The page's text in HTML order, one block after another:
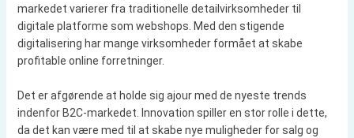
markedet varierer fra traditionelle detailvirksomheder til
digitale platforme som webshops. Med den stigende
digitalisering har mange virksomheder formået at skabe
profitable online forretninger.
Det er afgørende at holde sig ajour med de nyeste trends
indenfor B2C-markedet. Innovation spiller en stor rolle i dette,
da det kan være med til at skabe nye muligheder for salg og